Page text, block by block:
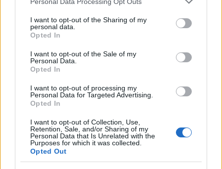
I want to opt-out of the Sharing of my
personal data.
Opted In
I want to opt-out of the Sale of my
Personal Data.
Opted In
I want to opt-out of processing my
Personal Data for Targeted Advertising.
Opted In
I want to opt-out of Collection, Use,
Retention, Sale, and/or Sharing of my
Personal Data that Is Unrelated with the
Purposes for which it was collected.
Opted Out
Marco Deroma, presidente di Efpa Italia, ha
parlato con WSI delle nuove competenze
necessarie per i consulenti finanziari.
Lo psicoterapeuta e scrittore Raffaele Morelli ci ha
indicato la via d’uscita dalla paura e
dall’oppressione portata dal Covid.
Il presidente di Confassociazioni Angelo Deiana ha
tracciato il percorso di trasformazione del settore
bancario e di quello fintech, destinati a trovare